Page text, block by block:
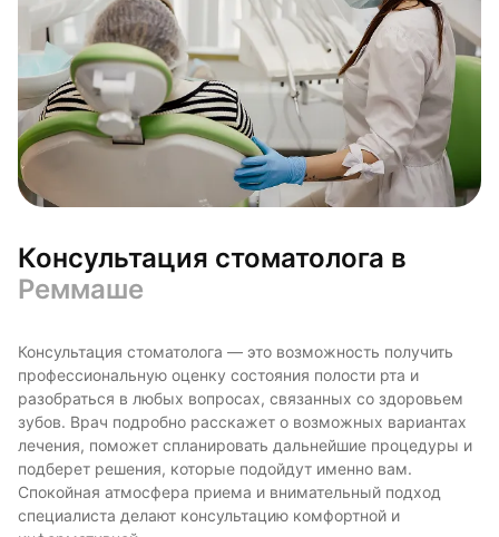
Консультация стоматолога в
Реммаше
Консультация стоматолога — это возможность получить
профессиональную оценку состояния полости рта и
разобраться в любых вопросах, связанных со здоровьем
зубов. Врач подробно расскажет о возможных вариантах
лечения, поможет спланировать дальнейшие процедуры и
подберет решения, которые подойдут именно вам.
Спокойная атмосфера приема и внимательный подход
специалиста делают консультацию комфортной и